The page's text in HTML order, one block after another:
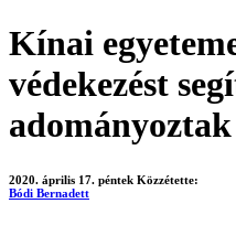
Kínai
védekezést
2020. április 17. péntek Közzétette:
Bódi Bernadett